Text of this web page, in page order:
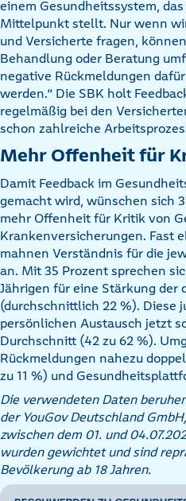
einem Gesundheitssystem,
Mittelpunkt stellt. Nur wenn
und Versicherte fragen,
Behandlung oder Beratung
negative Rückmeldungen
werden.“ Die SBK holt
regelmäßig bei den
schon zahlreiche
Mehr Offenheit für
Damit Feedback im
gemacht wird, wünschen sich
mehr Offenheit für Kritik von
Krankenversicherungen. Fast
mahnen Verständnis für die
an. Mit 35 Prozent sprechen
Jährigen für eine Stärkung der
(durchschnittlich 22 %). Diese
persönlichen Austausch jetzt
Durchschnitt (42 zu 62 %).
Rückmeldungen nahezu
zu 11 %) und
Die verwendeten Daten
der YouGov Deutschland
zwischen dem 01. und
wurden gewichtet und sind
Bevölkerung ab 18 Jahren.